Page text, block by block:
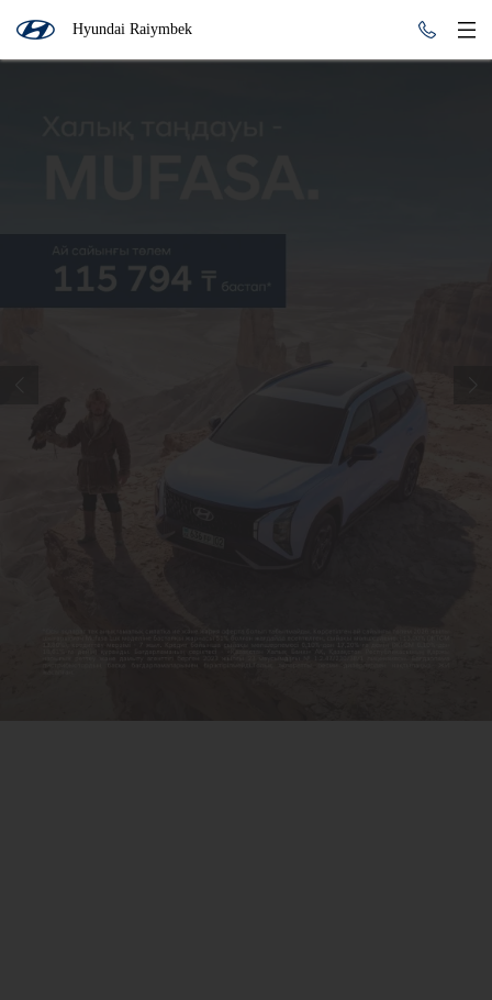
Hyundai Raiymbek